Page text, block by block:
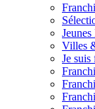
Jeunes
Villes
Je suis